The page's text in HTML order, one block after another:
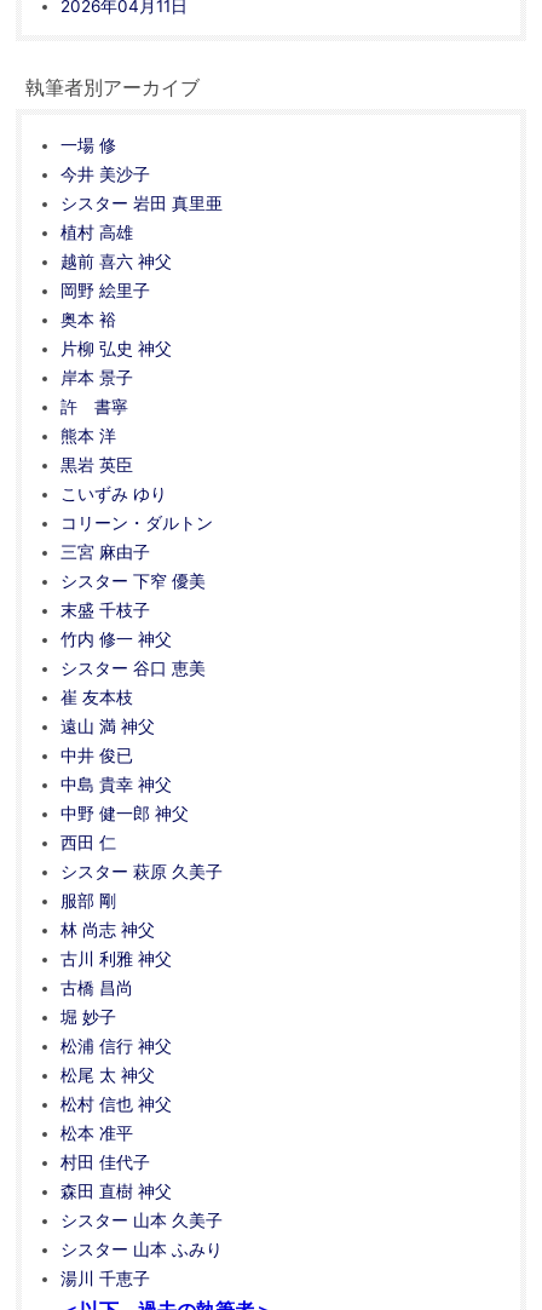
2026年04月11日
執筆者別アーカイブ
一場 修
今井 美沙子
シスター 岩田 真里亜
植村 高雄
越前 喜六 神父
岡野 絵里子
奥本 裕
片柳 弘史 神父
岸本 景子
許 書寧
熊本 洋
黒岩 英臣
こいずみ ゆり
コリーン・ダルトン
三宮 麻由子
シスター 下窄 優美
末盛 千枝子
竹内 修一 神父
シスター 谷口 恵美
崔 友本枝
遠山 満 神父
中井 俊已
中島 貴幸 神父
中野 健一郎 神父
西田 仁
シスター 萩原 久美子
服部 剛
林 尚志 神父
古川 利雅 神父
古橋 昌尚
堀 妙子
松浦 信行 神父
松尾 太 神父
松村 信也 神父
松本 准平
村田 佳代子
森田 直樹 神父
シスター 山本 久美子
シスター 山本 ふみり
湯川 千恵子